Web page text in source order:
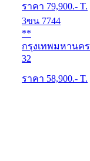
ราคา 79,900.- T.
3ขน 7744
**
กรุงเทพมหานคร
32
ราคา 58,900.- T.